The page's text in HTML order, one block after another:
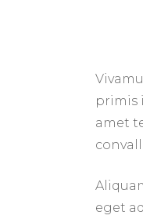
primis
amet
eget